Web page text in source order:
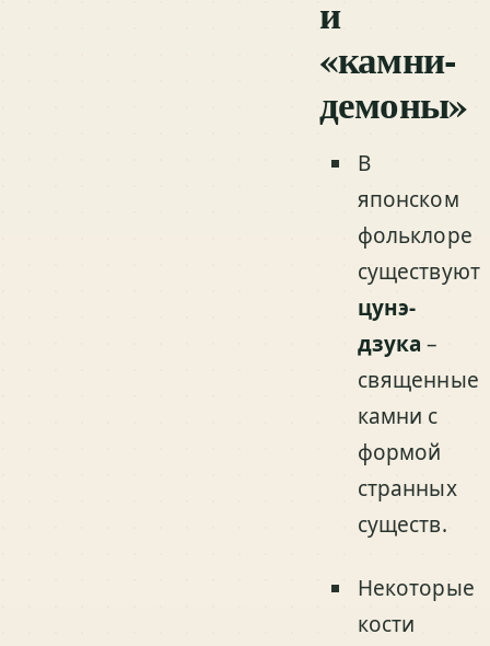
и
«камни-
демоны»
В
японском
фольклоре
существуют
цунэ-
дзука –
священные
камни с
формой
странных
существ.
Некоторые
кости